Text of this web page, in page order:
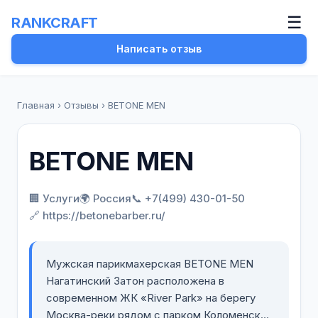
RANKCRAFT ☰
Написать отзыв
Главная › Отзывы › BETONE MEN
BETONE MEN
🏢 Услуги🌍 Россия📞 +7(499) 430-01-50
🔗 https://betonebarber.ru/
Мужская парикмахерская BETONE MEN
Нагатинский Затон расположена в
современном ЖК «River Park» на берегу
Москва-реки рядом с парком Коломенское